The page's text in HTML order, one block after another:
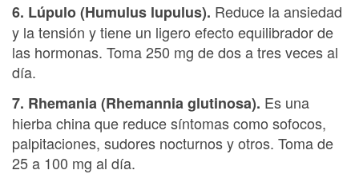
6. Lúpulo (Humulus lupulus). Reduce la ansiedad
y la tensión y tiene un ligero efecto equilibrador de
las hormonas. Toma 250 mg de dos a tres veces al
día.
7. Rhemania (Rhemannia glutinosa). Es una
hierba china que reduce síntomas como sofocos,
palpitaciones, sudores nocturnos y otros. Toma de
25 a 100 mg al día.